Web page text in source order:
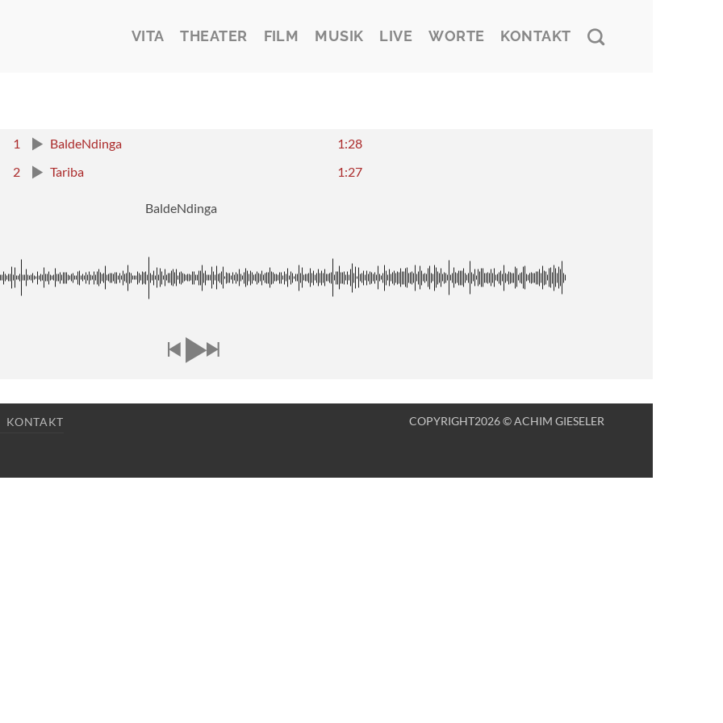
VITA THEATER FILM MUSIK LIVE WORTE KONTAKT
1 BaldeNdinga
1:28
2
Tariba 1:27
BaldeNdinga
KONTAKT COPYRIGHT2026 © ACHIM GIESELER